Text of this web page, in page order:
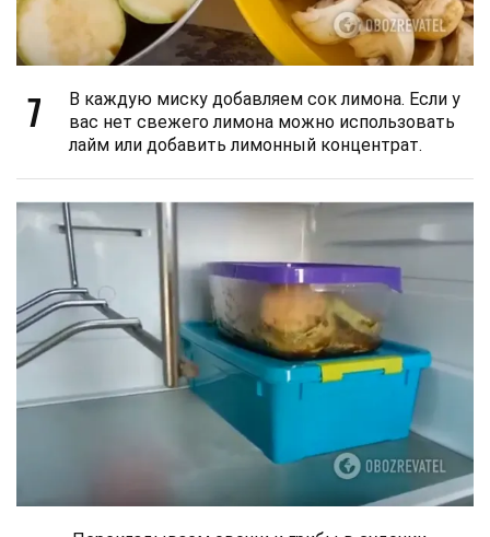
7
В каждую миску добавляем сок лимона. Если у
вас нет свежего лимона можно использовать
лайм или добавить лимонный концентрат.